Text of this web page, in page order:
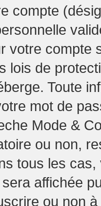
compte
votre compte
lois de
Toute
mot de
Mode &
ou non,
tous les
affichée
ou non à